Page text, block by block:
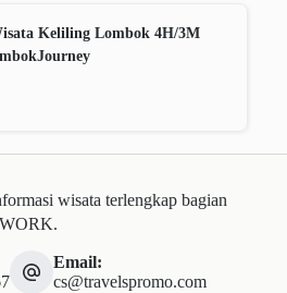
Keliling Lombok 4H/3M
wisata terlengkap bagian
Email:
cs@travelspromo.com